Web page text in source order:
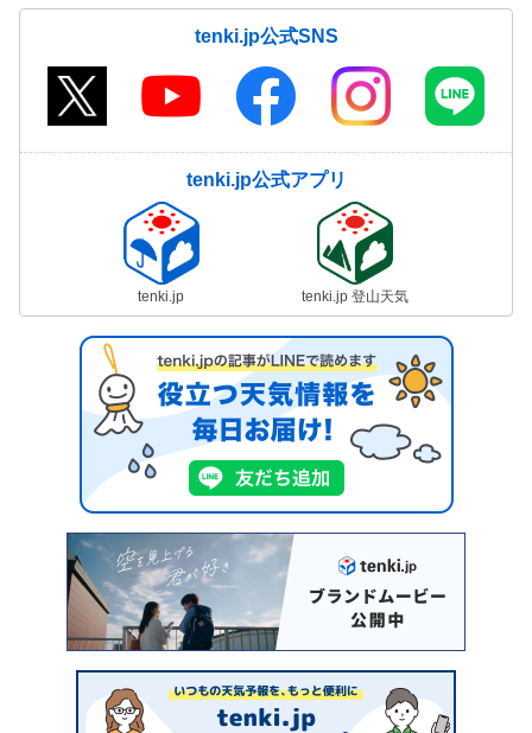
tenki.jp公式SNS
tenki.jp公式アプリ
tenki.jp tenki.jp 登山天気